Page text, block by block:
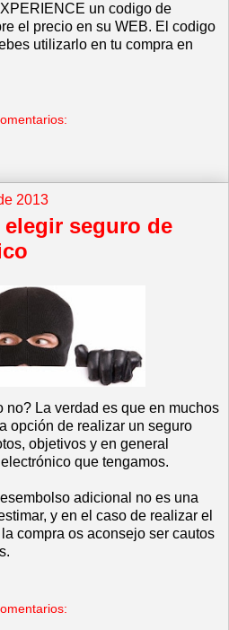
un codigo de
el precio en su WEB. El codigo
utilizarlo en tu compra en
2013
seguro de
no? La verdad es que en muchos
opción de realizar un seguro
objetivos y en general
que tengamos.
adicional no es una
y en el caso de realizar el
compra os aconsejo ser cautos